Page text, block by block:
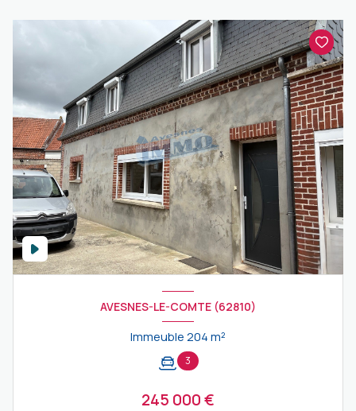
AVESNES-LE-COMTE (62810)
Immeuble 204 m²
3
245 000 €